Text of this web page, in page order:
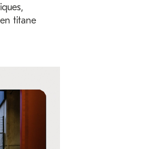
titane